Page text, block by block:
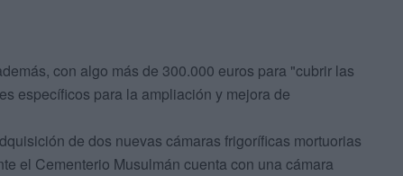
con algo más de 300.000 euros para "cubrir las
específicos para la ampliación y mejora de
de dos nuevas cámaras frigoríficas mortuorias
el Cementerio Musulmán cuenta con una cámara